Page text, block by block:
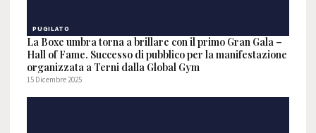
PUGILATO
La Boxe umbra torna a brillare con il primo Gran Gala –
Hall of Fame. Successo di pubblico per la manifestazione
organizzata a Terni dalla Global Gym
15 Dicembre 2025